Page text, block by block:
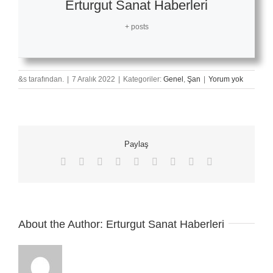
Erturgut Sanat Haberleri
+ posts
&s tarafından. 7 Aralık 2022 Kategoriler: Genel , Şan Yorum yok
Paylaş
Facebook Reddit LinkedInWhatsApp
TumblrPinterest
About the Author: Erturgut Sanat Haberleri